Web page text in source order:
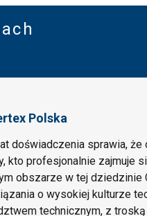
Polska
doświadczenia sprawia, że
kto profesjonalnie zajmuje
obszarze w tej dziedzinie
o wysokiej kulturze
technicznym, z